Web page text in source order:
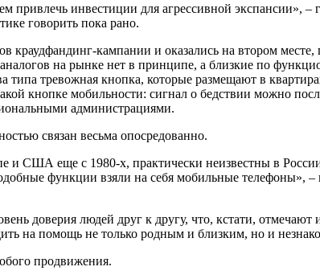
привлечь инвестиции для агрессивной экспансии»,
говорить пока рано.
краудфандинг-кампании и оказались на втором
на рынке нет в принципе, а близкие по
типа тревожная кнопка, которые размещают в
кнопке мобильности: сигнал о бедствии можно
администрациями.
связан весьма опосредованно.
и США еще с 1980-х, практически неизвестны в
функции взяли на себя мобильные телефоны»,
доверия людей друг к другу, что, кстати, отмечают
на помощь не только родным и близким, но и
продвижения.